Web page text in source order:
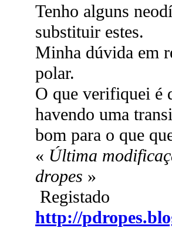
Tenho alguns
substituir estes.
Minha dúvida em
polar.
O que verifiquei é
havendo uma
bom para o que
« Última
dropes »
Registado
http://